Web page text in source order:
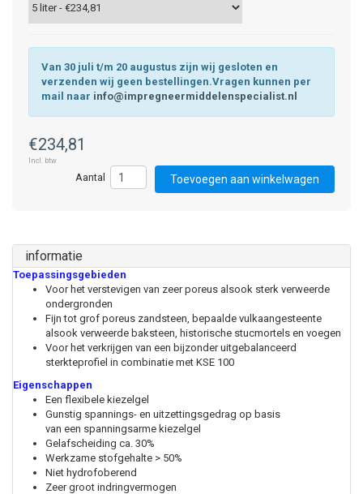
Van 30 juli t/m 20 augustus zijn wij gesloten en
verzenden wij geen bestellingen.Vragen kunnen per
mail naar info@impregneermiddelenspecialist.nl
€234,81
Incl. btw
Toevoegen aan winkelwagen
informatie
Toepassingsgebieden
Voor het verstevigen van zeer poreus alsook sterk verweerde
ondergronden
Fijn tot grof poreus zandsteen, bepaalde vulkaangesteente
alsook verweerde baksteen, historische stucmortels en voegen
Voor het verkrijgen van een bijzonder uitgebalanceerd
sterkteprofiel in combinatie met KSE 100
Eigenschappen
Een flexibele kiezelgel
Gunstig spannings- en uitzettingsgedrag op basis
van een spanningsarme kiezelgel
Gelafscheiding ca. 30%
Werkzame stofgehalte > 50%
Niet hydrofoberend
Zeer groot indringvermogen